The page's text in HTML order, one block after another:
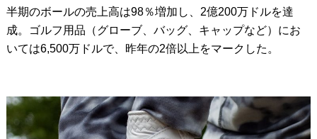
半期のボールの売上高は98％増加し、2億200万ドルを達
成。ゴルフ用品（グローブ、バッグ、キャップなど）にお
いては6,500万ドルで、昨年の2倍以上をマークした。